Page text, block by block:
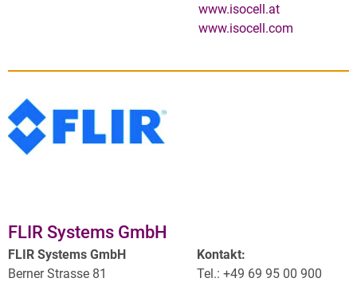
www.isocell.at
www.isocell.com
FLIR Systems GmbH
FLIR Systems GmbH
Berner Strasse 81
Kontakt:
Tel.: +49 69 95 00 900